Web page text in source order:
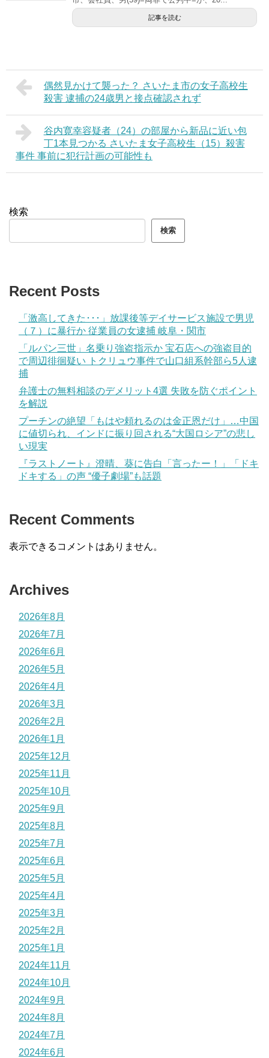
記事を読む
偶然見かけて襲った？ さいたま市の女子高校生
殺害 逮捕の24歳男と接点確認されず
谷内寛幸容疑者（24）の部屋から新品に近い包
丁1本見つかる さいたま女子高校生（15）殺害
事件 事前に犯行計画の可能性も
検索
検索
Recent Posts
「激高してきた･･･」放課後等デイサービス施設で男児
（７）に暴行か 従業員の女逮捕 岐阜・関市
「ルパン三世」名乗り強盗指示か 宝石店への強盗目的
で周辺徘徊疑い トクリュウ事件で山口組系幹部ら5人逮
捕
弁護士の無料相談のデメリット4選 失敗を防ぐポイント
を解説
プーチンの絶望「もはや頼れるのは金正恩だけ」…中国
に値切られ、インドに振り回される“大国ロシア”の悲し
い現実
『ラストノート』澄晴、葵に告白「言ったー！」「ドキ
ドキする」の声 “優子劇場”も話題
Recent Comments
表示できるコメントはありません。
Archives
2026年8月
2026年7月
2026年6月
2026年5月
2026年4月
2026年3月
2026年2月
2026年1月
2025年12月
2025年11月
2025年10月
2025年9月
2025年8月
2025年7月
2025年6月
2025年5月
2025年4月
2025年3月
2025年2月
2025年1月
2024年11月
2024年10月
2024年9月
2024年8月
2024年7月
2024年6月